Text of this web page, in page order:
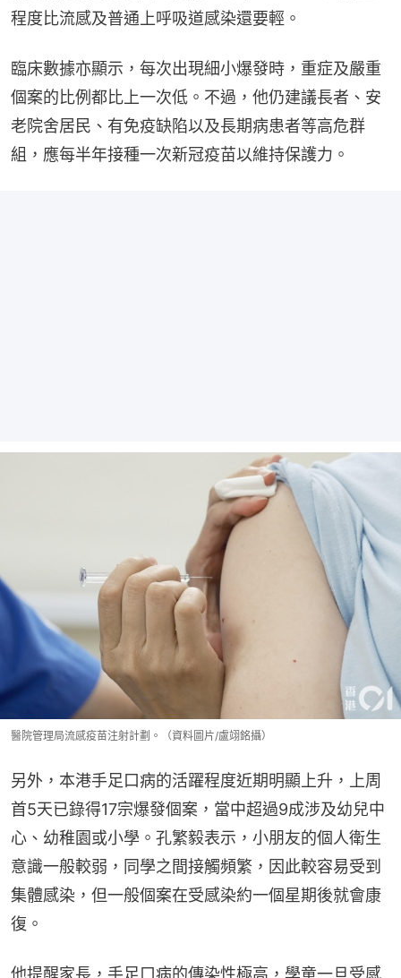
程度比流感及普通上呼吸道感染還要輕。
臨床數據亦顯示，每次出現細小爆發時，重症及嚴重
個案的比例都比上一次低。不過，他仍建議長者、安
老院舍居民、有免疫缺陷以及長期病患者等高危群
組，應每半年接種一次新冠疫苗以維持保護力。
醫院管理局流感疫苗注射計劃。（資料圖片/盧翊銘攝）
另外，本港手足口病的活躍程度近期明顯上升，上周
首5天已錄得17宗爆發個案，當中超過9成涉及幼兒中
心、幼稚園或小學。孔繁毅表示，小朋友的個人衛生
意識一般較弱，同學之間接觸頻繁，因此較容易受到
集體感染，但一般個案在受感染約一個星期後就會康
復。
他提醒家長，手足口病的傳染性極高，學童一旦受感